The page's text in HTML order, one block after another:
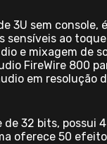
3U sem
ao
e mixagem de
FireWire 800
em
32 bits, possui
oferece 50